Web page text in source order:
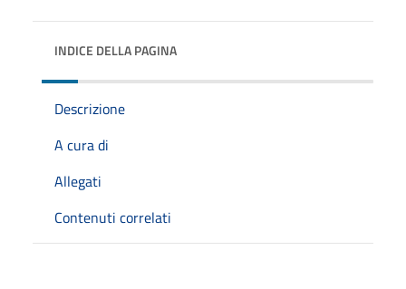
INDICE DELLA PAGINA
Descrizione
A cura di
Allegati
Contenuti correlati